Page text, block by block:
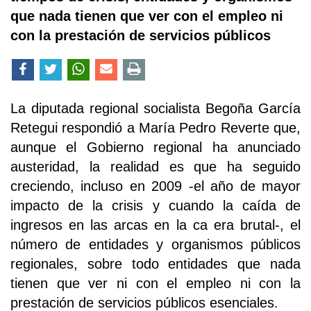
que nada tienen que ver con el empleo ni
con la prestación de servicios públicos
La diputada regional socialista Begoña García
Retegui respondió a María Pedro Reverte que,
aunque el Gobierno regional ha anunciado
austeridad, la realidad es que ha seguido
creciendo, incluso en 2009 -el año de mayor
impacto de la crisis y cuando la caída de
ingresos en las arcas en la ca era brutal-, el
número de entidades y organismos públicos
regionales, sobre todo entidades que nada
tienen que ver ni con el empleo ni con la
prestación de servicios públicos esenciales.